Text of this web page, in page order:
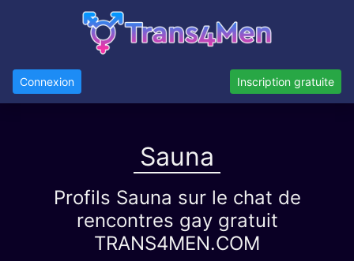
Connexion Inscription gratuite
Sauna
Profils Sauna sur le chat de
rencontres gay gratuit
TRANS4MEN.COM